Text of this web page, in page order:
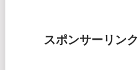
スポンサーリンク